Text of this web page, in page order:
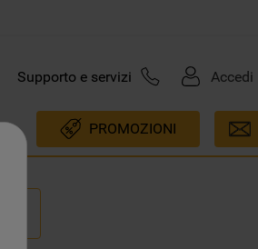
Supporto e servizi Accedi
PROMOZIONI